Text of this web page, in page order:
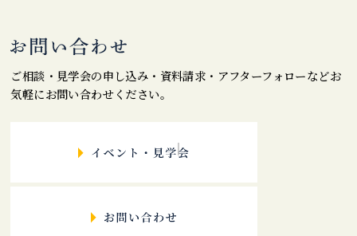
ご相談・見学会の申し込み・資料請求・アフターフォローなどお
気軽にお問い合わせください。